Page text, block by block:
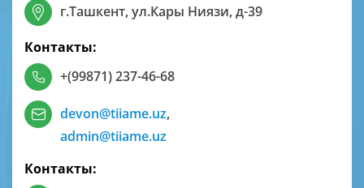
г.Ташкент, ул.Кары Ниязи, д-39
Контакты:
+(99871) 237-46-68
devon@tiiame.uz,
admin@tiiame.uz
Контакты: